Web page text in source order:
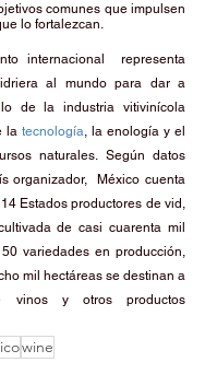
comunes que impulsen
lo fortalezcan.
internacional  representa
al mundo para dar a
de la industria vitivinícola
la tecnología, la enología y el
naturales. Según datos
organizador,  México cuenta
Estados productores de vid,
de casi cuarenta mil
variedades en producción,
mil hectáreas se destinan a
vinos y otros productos
wine